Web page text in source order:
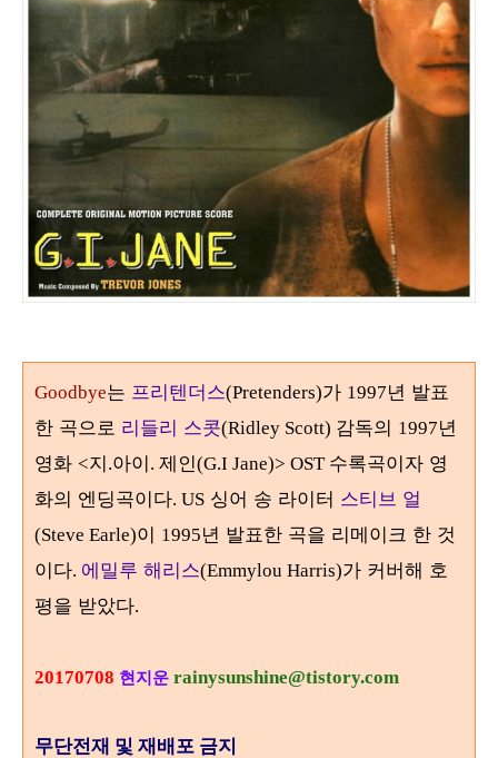
Goodbye는 프리텐더스(Pretenders)가 1997년 발표
한 곡으로 리들리 스콧(Ridley Scott) 감독의 1997년
영화 <지.아이. 제인(G.I Jane)> OST 수록곡이자 영
화의 엔딩곡이다. US 싱어 송 라이터 스티브 얼
(Steve Earle)이 1995년 발표한 곡을 리메이크 한 것
이다. 에밀루 해리스(Emmylou Harris)가 커버해 호
평을 받았다.
20170708 현지운 rainysunshine@tistory.com
무단전재 및 재배포 금지